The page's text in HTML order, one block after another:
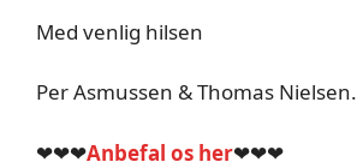
Med venlig hilsen
Per Asmussen & Thomas Nielsen.
❤❤❤Anbefal os her❤❤❤